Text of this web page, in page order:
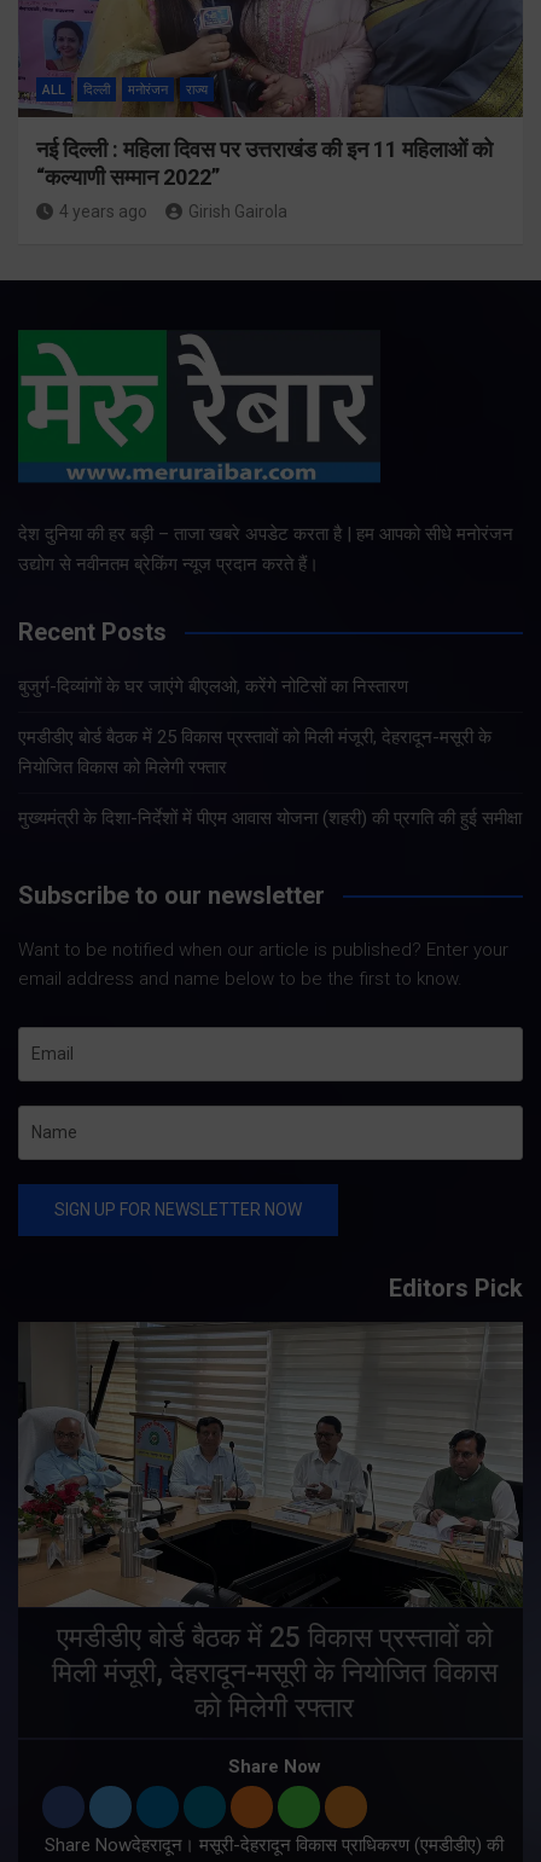
ALL दिल्ली मनोरंजन राज्य
नई दिल्ली : महिला दिवस पर उत्तराखंड की इन 11 महिलाओं को
“कल्याणी सम्मान 2022”
4 years ago Girish Gairola
देश दुनिया की हर बड़ी – ताजा खबरे अपडेट करता है | हम आपको सीधे मनोरंजन
उद्योग से नवीनतम ब्रेकिंग न्यूज प्रदान करते हैं।
Recent Posts
बुजुर्ग-दिव्यांगों के घर जाएंगे बीएलओ, करेंगे नोटिसों का निस्तारण
एमडीडीए बोर्ड बैठक में 25 विकास प्रस्तावों को मिली मंजूरी, देहरादून-मसूरी के
नियोजित विकास को मिलेगी रफ्तार
मुख्यमंत्री के दिशा-निर्देशों में पीएम आवास योजना (शहरी) की प्रगति की हुई समीक्षा
Subscribe to our newsletter
Want to be notified when our article is published? Enter your
email address and name below to be the first to know.
Editors Pick
एमडीडीए बोर्ड बैठक में 25 विकास प्रस्तावों को
मिली मंजूरी, देहरादून-मसूरी के नियोजित विकास
को मिलेगी रफ्तार
Share Now
Share Nowदेहरादून। मसूरी-देहरादून विकास प्राधिकरण (एमडीडीए) की